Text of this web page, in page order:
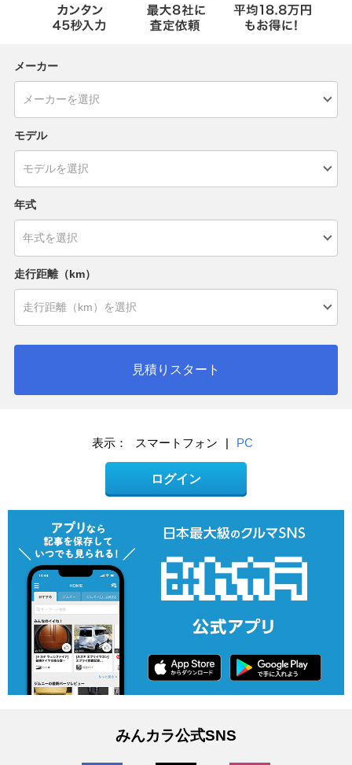
メーカー
モデル
年式
走行距離（km）
見積りスタート
表示： スマートフォン | PC
ログイン
みんカラ公式SNS